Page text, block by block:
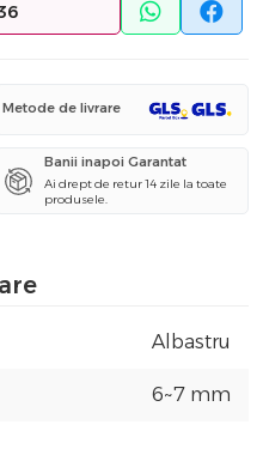
Metode de livrare
Banii inapoi Garantat
Ai drept de retur 14 zile la toate
produsele.
Albastru
6~7 mm